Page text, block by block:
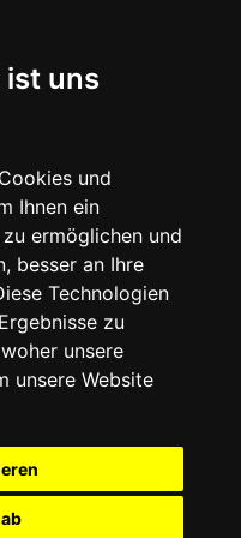
ist uns
und
Ihnen ein
ermöglichen und
besser an Ihre
Technologien
zu
unsere
unsere Website